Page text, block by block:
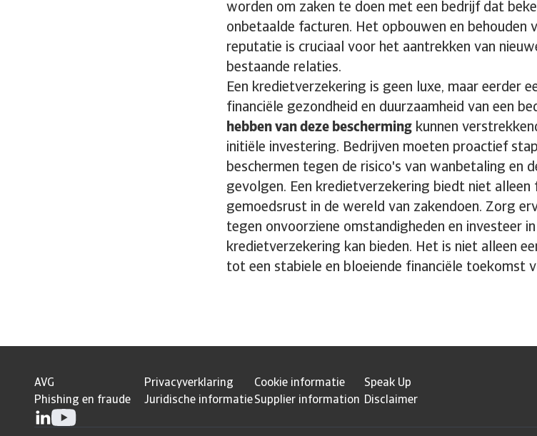
worden om zaken te doen met een bedrijf dat
onbetaalde facturen. Het opbouwen en behouden
reputatie is cruciaal voor het aantrekken van
bestaande relaties.
Een kredietverzekering is geen luxe, maar eerder
financiële gezondheid en duurzaamheid van een
hebben van deze bescherming kunnen
initiële investering. Bedrijven moeten proactief
beschermen tegen de risico's van wanbetaling en
gevolgen. Een kredietverzekering biedt niet alleen
gemoedsrust in de wereld van zakendoen. Zorg
tegen onvoorziene omstandigheden en investeer in
kredietverzekering kan bieden. Het is niet alleen
tot een stabiele en bloeiende financiële toekomst
AVG Privacyverklaring Cookie informatie
Speak Up
Phishing en fraude
Juridische informatieSupplier information Disclaimer